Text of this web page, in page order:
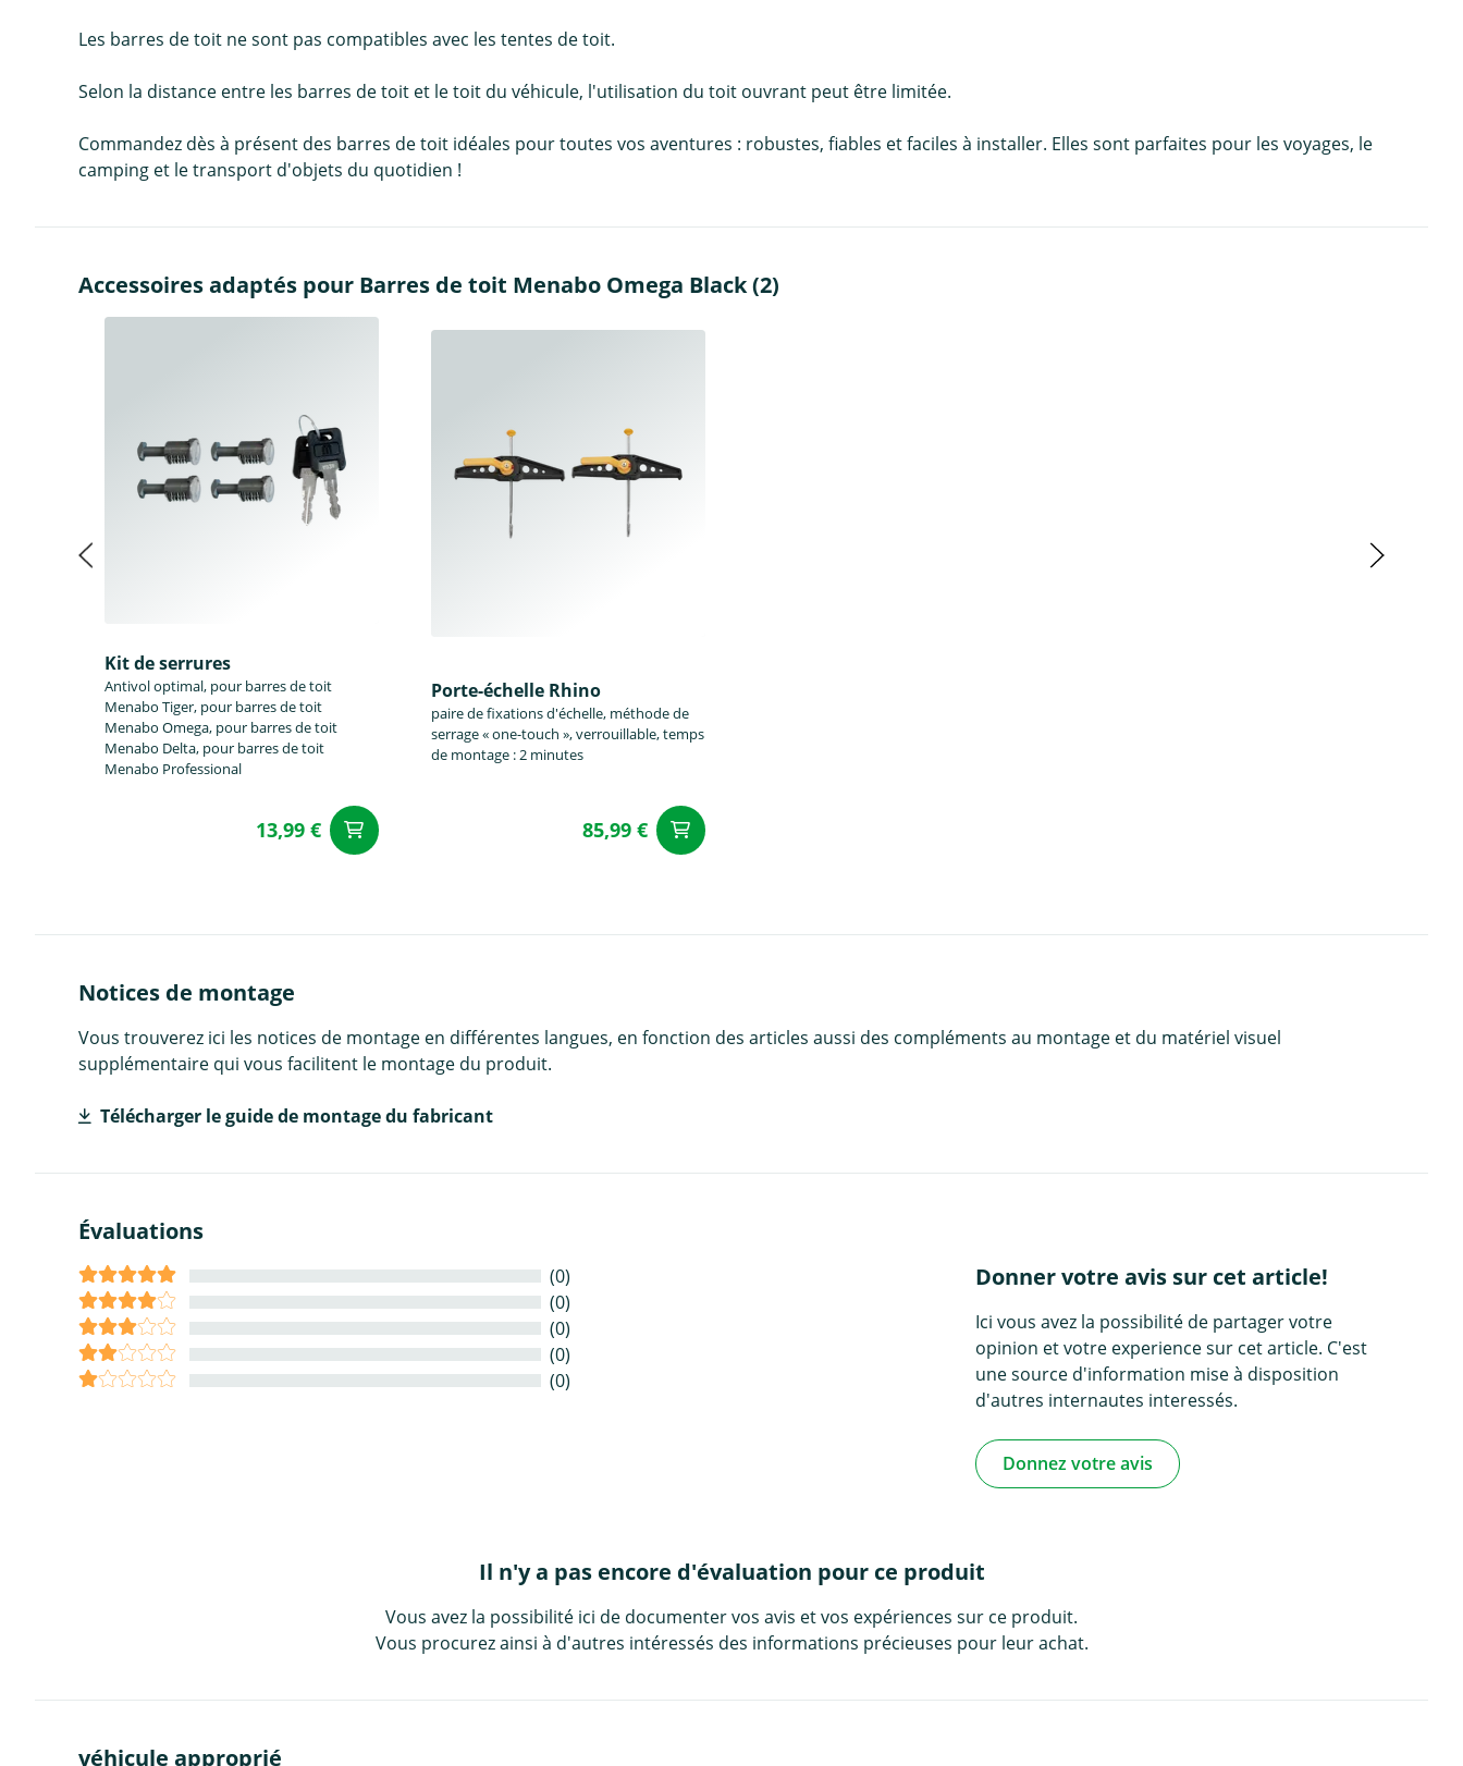
Les barres de toit ne sont pas compatibles avec les tentes de toit.
Selon la distance entre les barres de toit et le toit du véhicule, l'utilisation du toit ouvrant peut être limitée.
Commandez dès à présent des barres de toit idéales pour toutes vos aventures : robustes, fiables et faciles à installer. Elles sont parfaites pour les voyages, le
camping et le transport d'objets du quotidien !
Accessoires adaptés pour Barres de toit Menabo Omega Black (2)
Kit de serrures
Antivol optimal, pour barres de toit
Menabo Tiger, pour barres de toit
Menabo Omega, pour barres de toit
Menabo Delta, pour barres de toit
Menabo Professional
13,99 €
Porte-échelle Rhino
paire de fixations d'échelle, méthode de
serrage « one-touch », verrouillable, temps
de montage : 2 minutes
85,99 €
Notices de montage
Vous trouverez ici les notices de montage en différentes langues, en fonction des articles aussi des compléments au montage et du matériel visuel
supplémentaire qui vous facilitent le montage du produit.
Télécharger le guide de montage du fabricant
Évaluations
(0)
(0)
(0)
(0)
(0)
Donner votre avis sur cet article!
Ici vous avez la possibilité de partager votre
opinion et votre experience sur cet article. C'est
une source d'information mise à disposition
d'autres internautes interessés.
Donnez votre avis
Il n'y a pas encore d'évaluation pour ce produit
Vous avez la possibilité ici de documenter vos avis et vos expériences sur ce produit.
Vous procurez ainsi à d'autres intéressés des informations précieuses pour leur achat.
véhicule approprié